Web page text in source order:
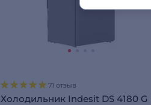
71 отзыв
Холодильник Indesit DS 4180 G